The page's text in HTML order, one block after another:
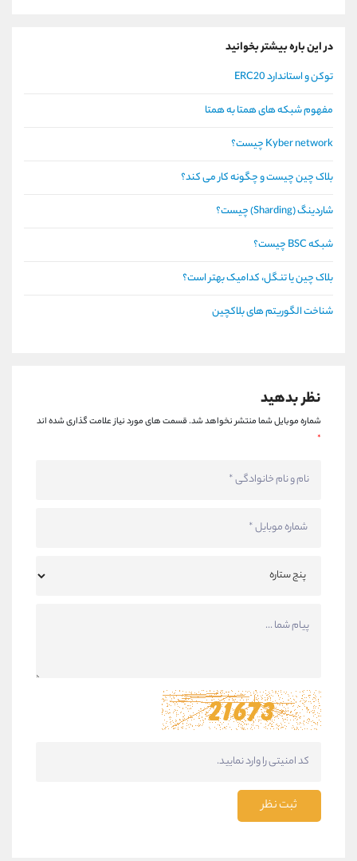
در این باره بیشتر بخوانید
توکن و استاندارد ERC20
مفهوم شبکه های همتا به همتا
Kyber network چیست؟
بلاک چین چیست و چگونه کار می کند؟
شاردینگ (Sharding) چیست؟
شبکه BSC چیست؟
بلاک چین یا تنگل، کدامیک بهتر است؟
شناخت الگوریتم های بلاکچین
نظر بدهید
شماره موبایل شما منتشر نخواهد شد.قسمت های مورد نیاز علامت گذاری شده اند
*
ثبت نظر